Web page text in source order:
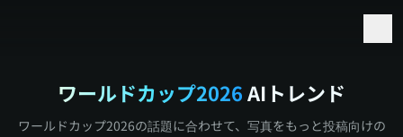
ワールドカップ2026AIトレンド
ワールドカップ2026の話題に合わせて、写真をもっと投稿向けの